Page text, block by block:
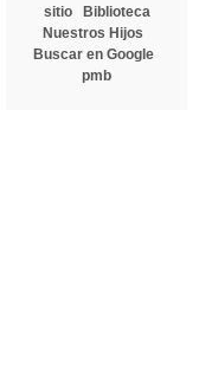
sitio
Biblioteca
Nuestros Hijos
Buscar en Google
pmb